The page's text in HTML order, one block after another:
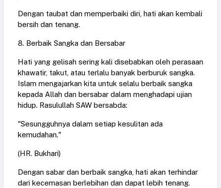
Dengan taubat dan memperbaiki diri, hati akan kembali
bersih dan tenang.
8. Berbaik Sangka dan Bersabar
Hati yang gelisah sering kali disebabkan oleh perasaan
khawatir, takut, atau terlalu banyak berburuk sangka.
Islam mengajarkan kita untuk selalu berbaik sangka
kepada Allah dan bersabar dalam menghadapi ujian
hidup. Rasulullah SAW bersabda:
"Sesungguhnya dalam setiap kesulitan ada
kemudahan."
(HR. Bukhari)
Dengan sabar dan berbaik sangka, hati akan terhindar
dari kecemasan berlebihan dan dapat lebih tenang.